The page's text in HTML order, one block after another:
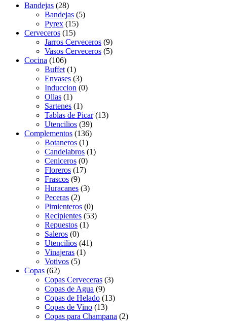
Bandejas (28)
Bandejas (5)
Pyrex (15)
Cerveceros (15)
Jarros Cerveceros (9)
Vasos Cerveceros (5)
Cocina (106)
Buffet (1)
Envases (3)
Induccion (0)
Ollas (1)
Sartenes (1)
Tablas de Picar (13)
Utencilios (39)
Complementos (136)
Botaneros (1)
Candelabros (1)
Ceniceros (0)
Floreros (17)
Frascos (9)
Huracanes (3)
Peceras (2)
Pimienteros (0)
Recipientes (53)
Repuestos (1)
Saleros (0)
Utencilios (41)
Vinajeras (1)
Votivos (5)
Copas (62)
Copas Cerveceras (3)
Copas de Agua (9)
Copas de Helado (13)
Copas de Vino (13)
Copas para Champana (2)